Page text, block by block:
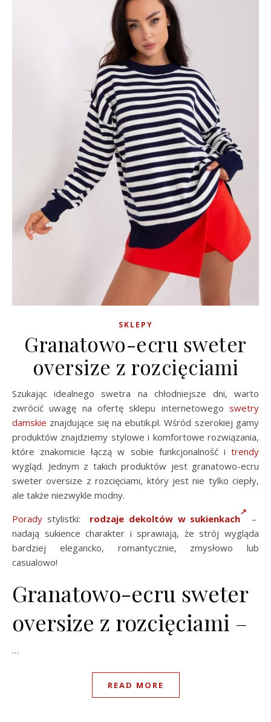
SKLEPY
Granatowo-ecru sweter
oversize z rozcięciami
Szukając idealnego swetra na chłodniejsze dni, warto
zwrócić uwagę na ofertę sklepu internetowego swetry
damskie znajdujące się na ebutik.pl. Wśród szerokiej gamy
produktów znajdziemy stylowe i komfortowe rozwiązania,
które znakomicie łączą w sobie funkcjonalność i trendy
wygląd. Jednym z takich produktów jest granatowo-ecru
sweter oversize z rozcięciami, który jest nie tylko ciepły,
ale także niezwykle modny.
Porady stylistki: rodzaje dekoltów w sukienkach
–
nadają sukience charakter i sprawiają, że strój wygląda
bardziej elegancko, romantycznie, zmysłowo lub
casualowo!
Granatowo-ecru sweter
oversize z rozcięciami –
…
READ MORE